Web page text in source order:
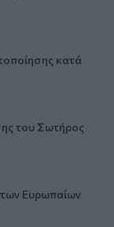
κατά
του Σωτήρος
Ευρωπαίων